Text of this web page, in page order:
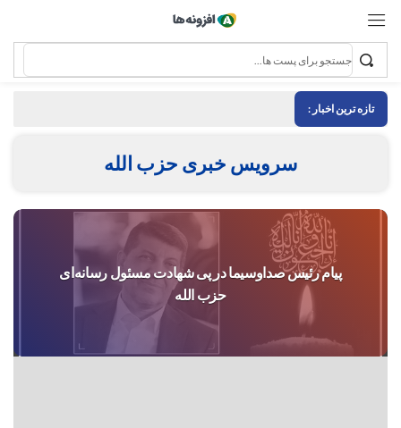
تازه ترین اخبار :
سرویس خبری حزب الله
پیام رئیس صداوسیما در پی شهادت مسئول رسانه‌ای
حزب الله